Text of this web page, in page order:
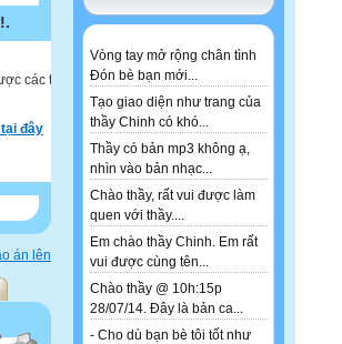
Vòng tay mở rộng chân tình
Đón bè bạn mới...
Tạo giao diện như trang của
thầy Chinh có khó...
Thầy có bản mp3 không ạ,
nhìn vào bản nhạc...
Chào thầy, rất vui được làm
quen với thầy....
Em chào thầy Chinh. Em rất
vui được cùng tên...
Chào thầy @ 10h:15p
28/07/14. Đây là bản ca...
- Cho dù bạn bè tôi tốt như
các tư
đây
án lên